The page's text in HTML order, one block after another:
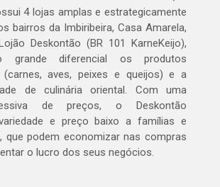
4 lojas amplas e estrategicamente
bairros da Imbiribeira, Casa Amarela,
Deskontão (BR 101 KarneKeijo),
grande diferencial os produtos
(carnes, aves, peixes e queijos) e a
de culinária oriental. Com uma
de preços, o Deskontão
e preço baixo a famílias e
que podem economizar nas compras
o lucro dos seus negócios.